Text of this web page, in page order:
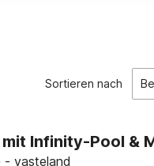
Sortieren nach
Infinity-Pool &
- vasteland